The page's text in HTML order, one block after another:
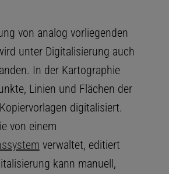
von analog vorliegenden
unter Digitalisierung auch
In der Kartographie
Linien und Flächen der
digitalisiert.
von einem
verwaltet, editiert
kann manuell,